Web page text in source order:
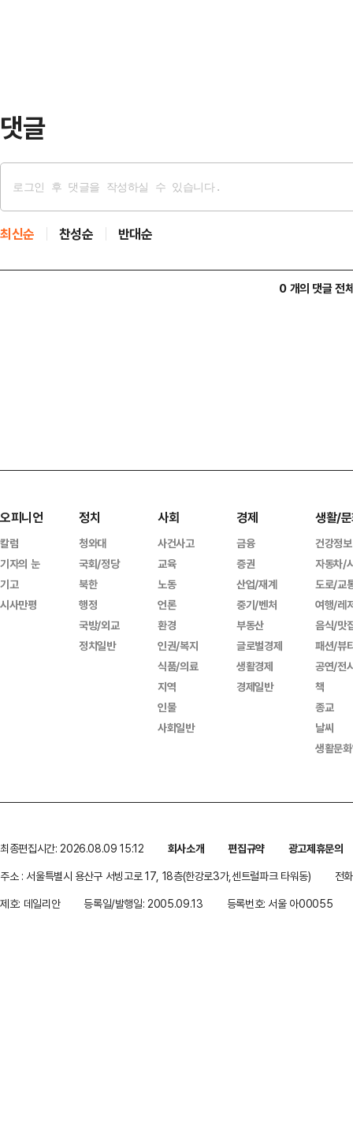
댓글
최신순 찬성순 반대순
0 개의 댓글 전
오피니언
칼럼
기자의 눈
기고
시사만평
정치
청와대
국회/정당
북한
행정
국방/외교
정치일반
사회
사건사고
교육
노동
언론
환경
인권/복지
식품/의료
지역
인물
사회일반
경제
금융
증권
산업/재계
중기/벤처
부동산
글로벌경제
생활경제
경제일반
생활/
건강정보
자동차/
도로/교
여행/레
음식/맛
패션/뷰
공연/전
책
종교
날씨
생활문
최종편집시간: 2026.08.09 15:12 회사소개 편집규약
광고제휴문의
주소 : 서울특별시 용산구 서빙고로 17, 18층(한강로3가,센트럴파크 타워동)
전
제호: 데일리안
등록일/발행일: 2005.09.13 등록번호: 서울 아00055